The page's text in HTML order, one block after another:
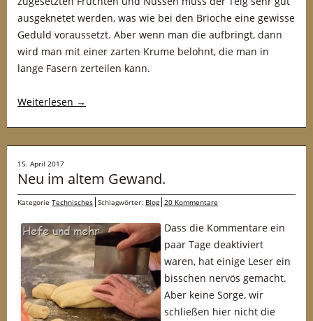
ausgeknetet werden, was wie bei den Brioche eine gewisse
Geduld voraussetzt. Aber wenn man die aufbringt, dann
wird man mit einer zarten Krume belohnt, die man in
lange Fasern zerteilen kann.
Weiterlesen →
15. April 2017
Neu im altem Gewand.
Kategorie Technisches Schlagwörter: Blog 20 Kommentare
Dass die Kommentare ein
paar Tage deaktiviert
waren, hat einige Leser ein
bisschen nervös gemacht.
Aber keine Sorge, wir
schließen hier nicht die